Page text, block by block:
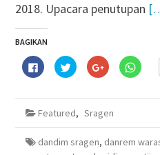
2018. Upacara penutupan
BAGIKAN
Klik
untuk
membagikan
Facebook(Membuka
jendela
baru)
Klik
untuk
berbagi
Twitter(Membuka
jendela
baru)
Klik
untuk
berbagi
Google+
di
yang
baru)
Klik
untuk
baru)
Featured, Sragen
dandim sragen, danrem